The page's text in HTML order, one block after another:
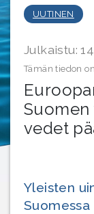
UUTINEN
Julkaistu:
Tämän tiedon
vedet
Yleisten